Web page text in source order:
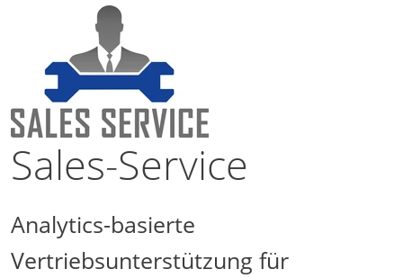
Sales-Service
Analytics-basierte
Vertriebsunterstützung für